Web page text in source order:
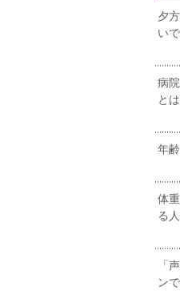
夕
い
病
と
年
体
る
「
ン